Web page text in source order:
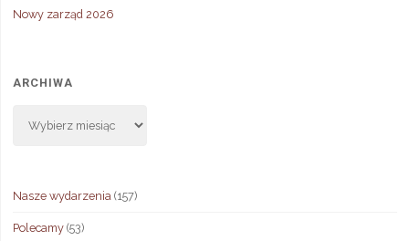
Nowy zarząd 2026
ARCHIWA
Nasze wydarzenia (157)
Polecamy(53)